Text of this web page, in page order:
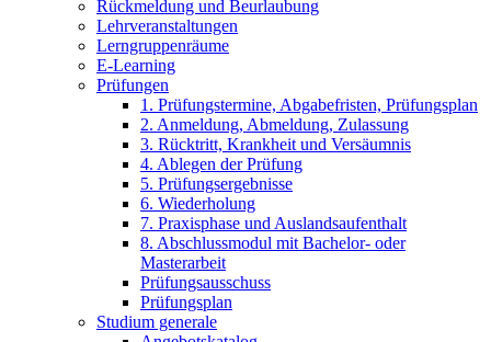
Rückmeldung und Beurlaubung
Lehrveranstaltungen
Lerngruppenräume
E-Learning
Prüfungen
1. Prüfungstermine, Abgabefristen, Prüfungsplan
2. Anmeldung, Abmeldung, Zulassung
3. Rücktritt, Krankheit und Versäumnis
4. Ablegen der Prüfung
5. Prüfungsergebnisse
6. Wiederholung
7. Praxisphase und Auslandsaufenthalt
8. Abschlussmodul mit Bachelor- oder
Masterarbeit
Prüfungsausschuss
Prüfungsplan
Studium generale